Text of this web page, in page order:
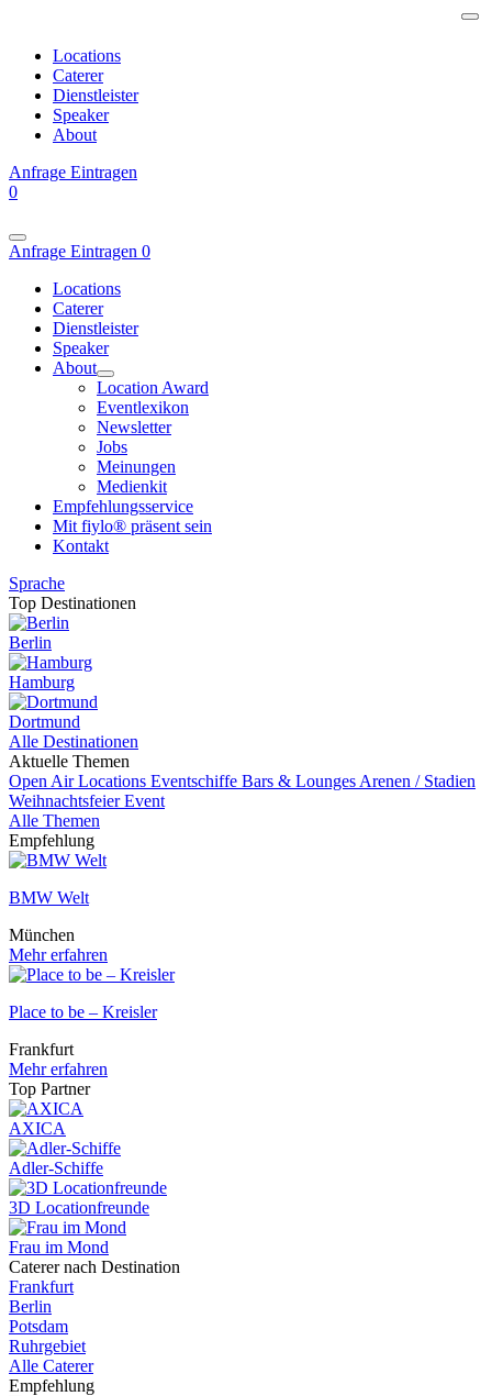
Locations
Caterer
Dienstleister
Speaker
About
Anfrage Eintragen
0
Anfrage Eintragen 0
Locations
Caterer
Dienstleister
Speaker
About
Location Award
Eventlexikon
Newsletter
Jobs
Meinungen
Medienkit
Empfehlungsservice
Mit fiylo® präsent sein
Kontakt
Sprache
Top Destinationen
Berlin
Hamburg
Dortmund
Alle Destinationen
Aktuelle Themen
Open Air Locations Eventschiffe Bars & Lounges Arenen / Stadien
WeihnachtsfeierEvent
Alle Themen
Empfehlung
BMW Welt
München
Mehr erfahren
Place to be – Kreisler
Frankfurt
Mehr erfahren
Top Partner
AXICA
Adler-Schiffe
3D Locationfreunde
Frau im Mond
Caterer nach Destination
Frankfurt
Berlin
Potsdam
Ruhrgebiet
Alle Caterer
Empfehlung